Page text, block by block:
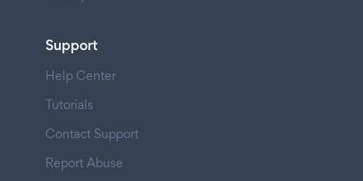
Support
Help Center
Tutorials
Contact Support
Report Abuse